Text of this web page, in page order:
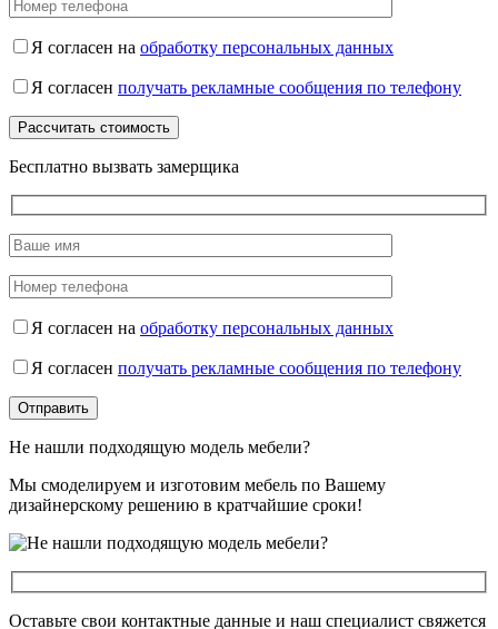
Я согласен на обработку персональных данных
Я согласен получать рекламные сообщения по телефону
Бесплатно вызвать замерщика
Я согласен на обработку персональных данных
Я согласен получать рекламные сообщения по телефону
Не нашли подходящую модель мебели?
Мы смоделируем и изготовим мебель по Вашему
дизайнерскому решению в кратчайшие сроки!
Оставьте свои контактные данные и наш специалист свяжется